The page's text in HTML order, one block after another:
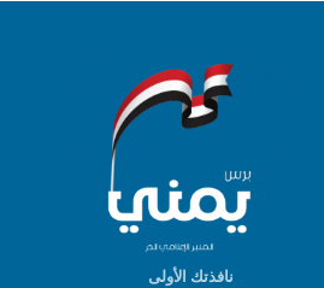
نافذتك الأولى